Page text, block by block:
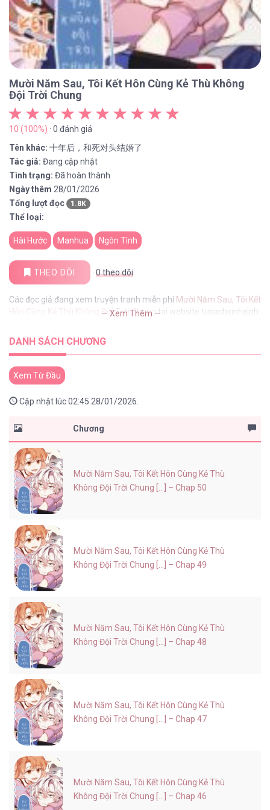
Mười Năm Sau, Tôi Kết Hôn Cùng Kẻ Thù Không
Đội Trời Chung
10 (100%) · 0 đánh giá
Tên khác: 十年后，和死对头结婚了
Tác giả: Đang cập nhật
Tình trạng: Đã hoàn thành
Ngày thêm 28/01/2026
Tổng lượt đọc
1.8K
Thể loại:
Hài Hước Manhua Ngôn Tình
THEO DÕI · 0theo dõi
Các đọc giả đang xem truyện tranh miễn phí Mười Năm Sau, Tôi Kết
Hôn Cùng Kẻ Thù Không Đội Trời Chungtại website tusachxinhxinh
— Xem Thêm —
DANH SÁCH CHƯƠNG
Xem Từ Đầu
Cập nhật lúc 02:45 28/01/2026.
Chương
Mười Năm Sau, Tôi Kết Hôn Cùng Kẻ Thù
Không Đội Trời Chung [...] – Chap 50
Mười Năm Sau, Tôi Kết Hôn Cùng Kẻ Thù
Không Đội Trời Chung [...] – Chap 49
Mười Năm Sau, Tôi Kết Hôn Cùng Kẻ Thù
Không Đội Trời Chung [...] – Chap 48
Mười Năm Sau, Tôi Kết Hôn Cùng Kẻ Thù
Không Đội Trời Chung [...] – Chap 47
Mười Năm Sau, Tôi Kết Hôn Cùng Kẻ Thù
Không Đội Trời Chung [...] – Chap 46